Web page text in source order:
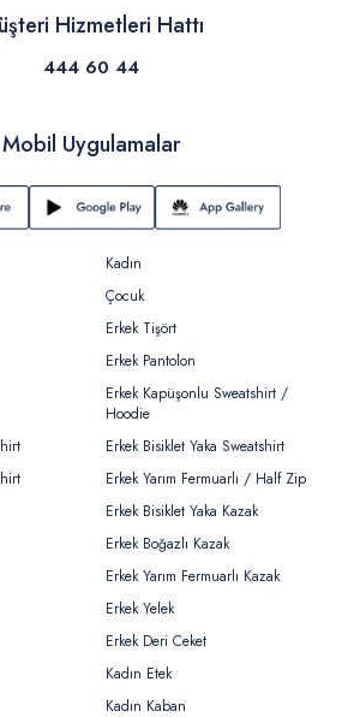
Hizmetleri Hattı
444 60 44
Mobil Uygulamalar
Kadın
Çocuk
Erkek Tişört
Erkek Pantolon
Erkek Kapüşonlu Sweatshirt /
Hoodie
Erkek Bisiklet Yaka Sweatshirt
Erkek Yarım Fermuarlı / Half Zip
Erkek Bisiklet Yaka Kazak
Erkek Boğazlı Kazak
Erkek Yarım Fermuarlı Kazak
Erkek Yelek
Erkek Deri Ceket
Kadın Etek
Kadın Kaban